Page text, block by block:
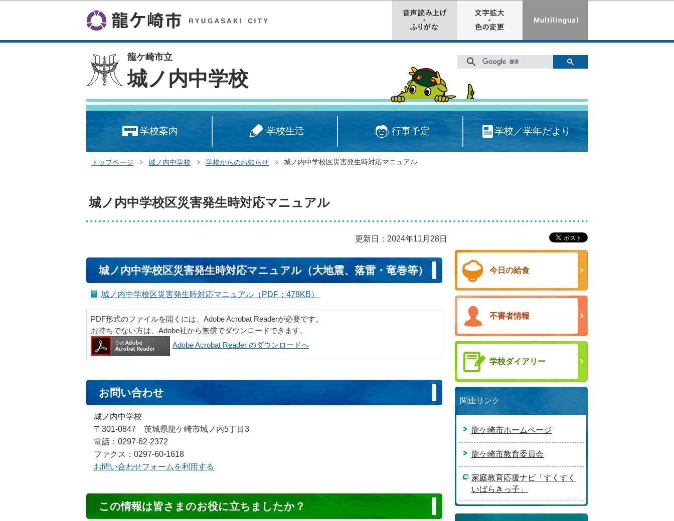
龍ケ崎市立
城ノ内中学校
学校案内 学校生活 行事予定 学校／学年だより
トップページ 城ノ内中学校 学校からのお知らせ 城ノ内中学校区災害発生時対応マニュアル
城ノ内中学校区災害発生時対応マニュアル
更新日：2024年11月28日
城ノ内中学校区災害発生時対応マニュアル（大地震、落雷・竜巻等）
城ノ内中学校区災害発生時対応マニュアル（PDF：478KB）
PDF形式のファイルを開くには、Adobe Acrobat Readerが必要です。
お持ちでない方は、Adobe社から無償でダウンロードできます。
Adobe Acrobat Reader のダウンロードへ
お問い合わせ
城ノ内中学校
〒301-0847 茨城県龍ケ崎市城ノ内5丁目3
電話：0297-62-2372
ファクス：0297-60-1618
お問い合わせフォームを利用する
ン
この情報は皆さまのお役に立ちましたか？
今日の給食
不審者情報
学校ダイアリー
関連リンク
龍ケ崎市ホームページ
龍ケ崎市教育委員会
家庭教育応援ナビ「すくすく
いばらきっ子」